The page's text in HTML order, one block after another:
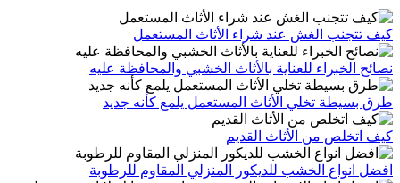
كيف تتجنب الغش عند شراء الأثاث المستعمل
نصائح الخبراء للعناية بالأثاث الخشبي والمحافظة عليه
طرق بسيطة تخلي الأثاث المستعمل يلمع كأنه جديد
كيف اتخلص من الأثاث القديم
افضل انواع الخشب للديكور المنزلي المقاوم للرطوبة